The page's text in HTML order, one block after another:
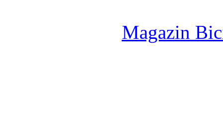
Magazin